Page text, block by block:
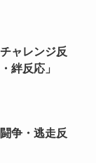
ャレンジ反
絆反応」
争・逃走反